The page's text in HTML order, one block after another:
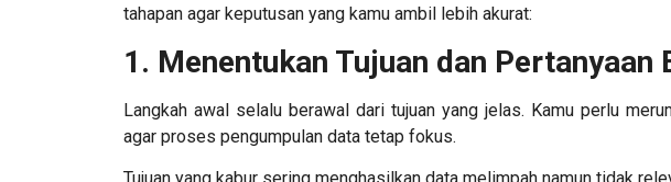
tahapan agar keputusan yang kamu ambil lebih akurat:
1. Menentukan Tujuan dan Pertanyaan
Langkah awal selalu berawal dari tujuan yang jelas. Kamu perlu
agar proses pengumpulan data tetap fokus.